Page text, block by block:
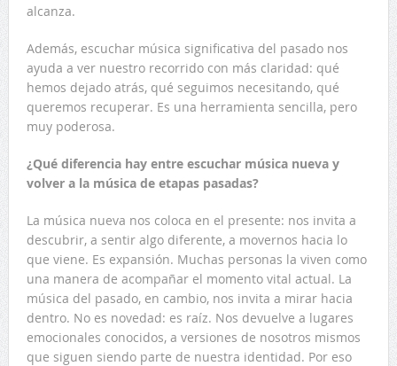
alcanza.
Además, escuchar música significativa del pasado nos
ayuda a ver nuestro recorrido con más claridad: qué
hemos dejado atrás, qué seguimos necesitando, qué
queremos recuperar. Es una herramienta sencilla, pero
muy poderosa.
¿Qué diferencia hay entre escuchar música nueva y
volver a la música de etapas pasadas?
La música nueva nos coloca en el presente: nos invita a
descubrir, a sentir algo diferente, a movernos hacia lo
que viene. Es expansión. Muchas personas la viven como
una manera de acompañar el momento vital actual. La
música del pasado, en cambio, nos invita a mirar hacia
dentro. No es novedad: es raíz. Nos devuelve a lugares
emocionales conocidos, a versiones de nosotros mismos
que siguen siendo parte de nuestra identidad. Por eso